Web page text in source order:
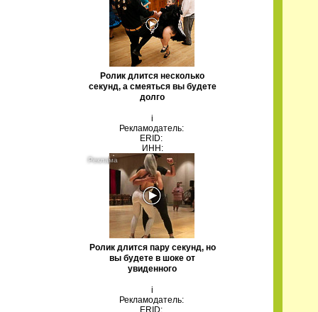
Ролик длится несколько
секунд, а смеяться вы будете
долго
i
Рекламодатель:
ERID:
ИНН:
Ролик длится пару секунд, но
вы будете в шоке от
увиденного
i
Рекламодатель:
ERID: